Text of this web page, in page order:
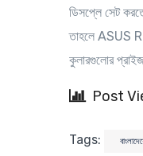
ডিসপ্লে সেট
তাহলে ASUS
কুলারগুলোর
Post
Tags: